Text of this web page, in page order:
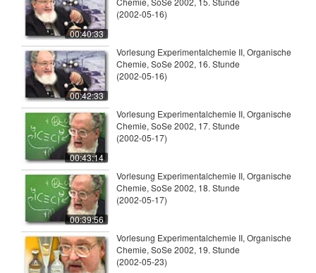
00:40:33
(2002-05-16)
00:42:33
Vorlesung Experimentalchemie II, Organische
Chemie, SoSe 2002, 16. Stunde
(2002-05-16)
00:43:14
Vorlesung Experimentalchemie II, Organische
Chemie, SoSe 2002, 17. Stunde
(2002-05-17)
00:39:56
Vorlesung Experimentalchemie II, Organische
Chemie, SoSe 2002, 18. Stunde
(2002-05-17)
Vorlesung Experimentalchemie II, Organische
Chemie, SoSe 2002, 19. Stunde
(2002-05-23)